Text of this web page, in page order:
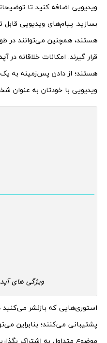
ویدیویی اضافه کنید تا
بسازید. پیام‌های ویدیویی قابل
هستند، همچنین می‌توانند در
قرار گیرند. امکانات خلاقانه در
هستند؛ از دادن پس‌زمینه به
ویدیویی با خودتان به
ویژگی های
استوری‌هایی که بازنشر
پشتیبانی می‌کنند؛ بنابراین